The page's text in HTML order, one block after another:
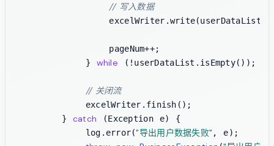
// 写入数据
excelWriter.write(userDataList,
                pageNum++;
            }
while (!userDataList.isEmpty());
// 关闭流
            excelWriter.finish();
        }
catch (Exception e) {
            log.error(
"导出用户数据失败" , e);